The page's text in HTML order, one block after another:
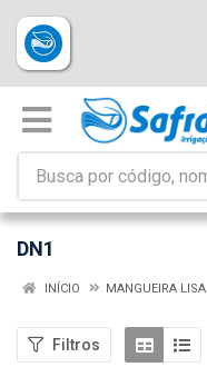
DN1
INÍCIO MANGUEIRA LISA
Filtros